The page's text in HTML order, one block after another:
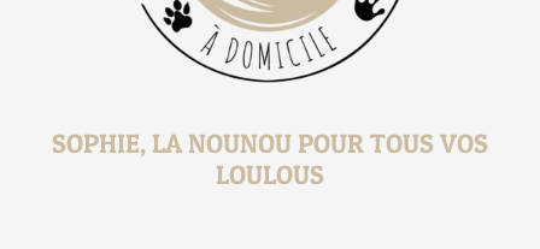
SOPHIE, LA NOUNOU POUR TOUS VOS
LOULOUS